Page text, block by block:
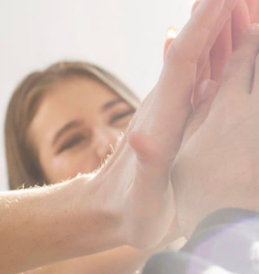
Cristina Santos
sintricare.com.pt
Parceria Eficiente e
A equipa da Descomplicar